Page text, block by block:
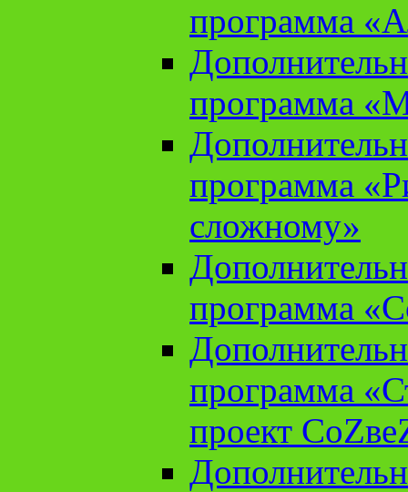
программа
программа
программа
сложному»
программа
программа
проект